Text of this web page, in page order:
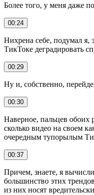
Более того, у меня даже
00:24
Нихрена себе, подумал я,
ТикТоке деградировать
00:29
Ну и, собственно,
00:30
Наверное, пальцев обоих
сколько видео на своем
очередным тупорылым
00:37
Причем, знаете, я
большинство этих
из них носят